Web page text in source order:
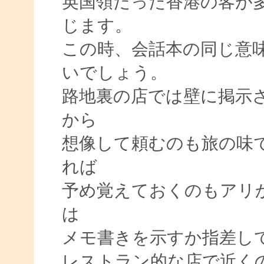
じます。
この時、会話本の同じ意
いでしょう。
路地裏の店では壁に掲示
から
想像して頼むのも旅の味
れば
予め覚えておくのもアリ
は
メモ書きを示すか指差し